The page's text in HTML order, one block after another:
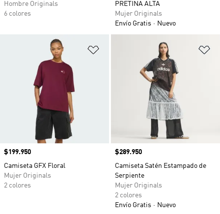
Hombre Originals
6 colores
PRETINA ALTA
Mujer Originals
Envío Gratis
Nuevo
Añadir a la lista de deseos
Precio
$199.950
Camiseta GFX Floral
Mujer Originals
2 colores
Precio
$289.950
Camiseta Satén Estampado de
Serpiente
Mujer Originals
2 colores
Envío Gratis
Nuevo